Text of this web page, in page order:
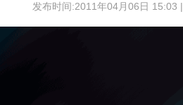
发布时间:2011年04月06日 15:03 |